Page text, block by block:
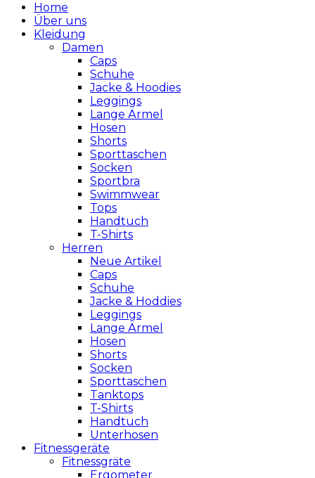
Home
Über uns
Kleidung
Damen
Caps
Schuhe
Jacke & Hoodies
Leggings
Lange Ärmel
Hosen
Shorts
Sporttaschen
Socken
Sportbra
Swimmwear
Tops
Handtuch
T-Shirts
Herren
Neue Artikel
Caps
Schuhe
Jacke & Hoddies
Leggings
Lange Ärmel
Hosen
Shorts
Socken
Sporttaschen
Tanktops
T-Shirts
Handtuch
Unterhosen
Fitnessgeräte
Fitnessgräte
Ergometer